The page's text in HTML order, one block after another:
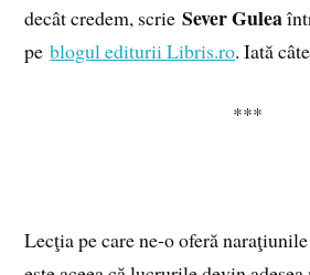
decât credem, scrieSever Gulea
peblogul editurii Libris.ro. Iată
***
Lecţia pe care ne-o oferă